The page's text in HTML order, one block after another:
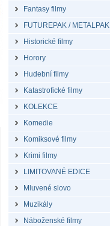
Fantasy filmy
FUTUREPAK / METALPAK
Historické filmy
Horory
Hudební filmy
Katastrofické filmy
KOLEKCE
Komedie
Komiksové filmy
Krimi filmy
LIMITOVANÉ EDICE
Mluvené slovo
Muzikály
Náboženské filmy